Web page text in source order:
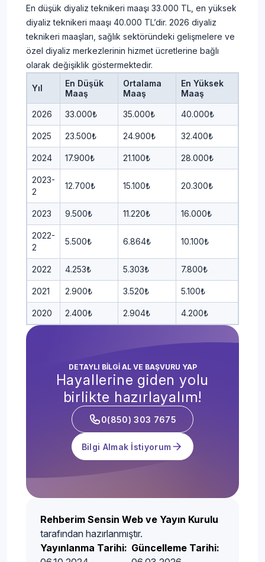
En düşük diyaliz teknikeri maaşı 33.000 TL, en yüksek
diyaliz teknikeri maaşı 40.000 TL’dir. 2026 diyaliz
teknikeri maaşları, sağlık sektöründeki gelişmelere ve
özel diyaliz merkezlerinin hizmet ücretlerine bağlı
olarak değişiklik göstermektedir.
Yıl
En Düşük
Maaş
Ortalama
Maaş
En Yüksek
Maaş
2026 33.000₺ 35.000₺ 40.000₺
2025 23.500₺ 24.900₺ 32.400₺
2024 17.900₺ 21.100₺ 28.000₺
2023-
2
12.700₺ 15.100₺ 20.300₺
2023 9.500₺ 11.220₺ 16.000₺
2022-
2
5.500₺ 6.864₺ 10.100₺
2022 4.253₺ 5.303₺ 7.800₺
2021 2.900₺ 3.520₺ 5.100₺
2020 2.400₺ 2.904₺ 4.200₺
DETAYLI BİLGİ AL VE BAŞVURU YAP
Hayallerine giden yolu
birlikte hazırlayalım!
0(850) 303 7675
Bilgi Almak İstiyorum
Rehberim Sensin Web ve Yayın Kurulu
tarafından hazırlanmıştır.
Yayınlanma Tarihi: Güncelleme Tarihi: